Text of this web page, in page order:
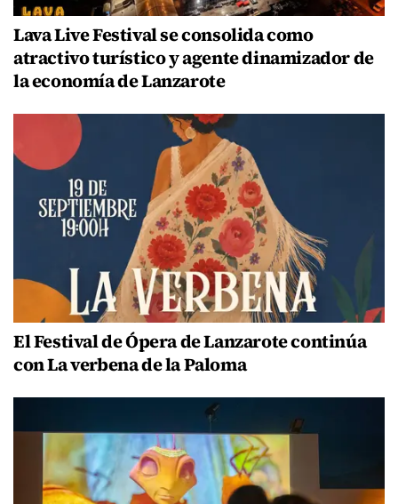
Lava Live Festival se consolida como
atractivo turístico y agente dinamizador de
la economía de Lanzarote
El Festival de Ópera de Lanzarote continúa
con La verbena de la Paloma